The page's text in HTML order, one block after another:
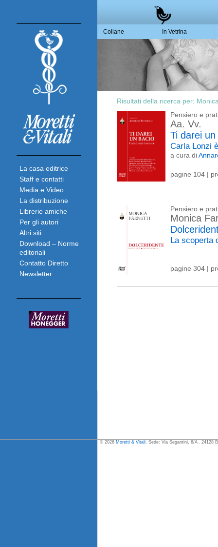
La casa editrice
Staff e contatti
Media e Video
La distribuzione
Librerie amiche
Per gli autori
Altri siti
Download – Norme
editoriali
Contatto Diretto
Newsletter
Collane In Vetrina
Risultati della ricerca per:
Pensiero e
Aa. Vv.
Ti darei
Carla Lonzi
a cura di
pagine 104 |
Pensiero e
Monica
La scoperta
pagine 304 |
© 2026 Moretti & Vitali. Sede: Via Segantini, 6/A . 24128